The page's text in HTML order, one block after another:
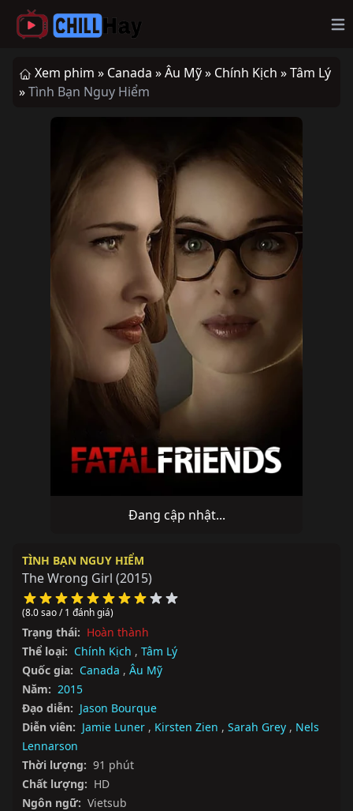
Xem phim » Canada »Âu Mỹ » Chính Kịch »Tâm Lý
»Tình Bạn Nguy Hiểm
Đang cập nhật...
TÌNH BẠN NGUY HIỂM
The Wrong Girl (2015)
(8.0 sao / 1 đánh giá)
Trạng thái: Hoàn thành
Thể loại: Chính Kịch , Tâm Lý
Quốc gia: Canada , Âu Mỹ
Năm: 2015
Đạo diễn: Jason Bourque
Diễn viên: Jamie Luner , Kirsten Zien , Sarah Grey , Nels
Lennarson
Thời lượng: 91 phút
Chất lượng: HD
Ngôn ngữ: Vietsub